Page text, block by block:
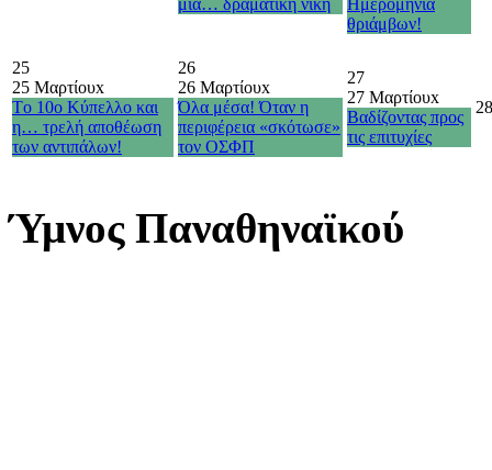
θριάμβων!
25
25 Μαρτίουx
Τo 10o Κύπελλο και
η… τρελή αποθέωση
των αντιπάλων!
26
26 Μαρτίουx
Όλα μέσα! Όταν η
περιφέρεια «σκότωσε»
τον ΟΣΦΠ
27
27 Μαρτίουx
Βαδίζοντας προς
τις επιτυχίες
28
Ύμνος Παναθηναϊκού